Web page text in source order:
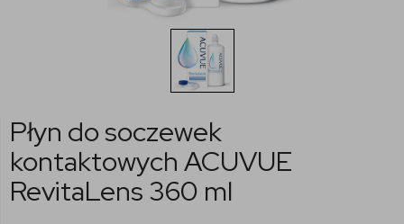
Płyn do soczewek
kontaktowych ACUVUE
RevitaLens 360 ml